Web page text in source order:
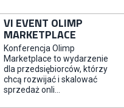
Content Creator (m/k)
Medicine
Junior RPA Developer (k/
TERG S.A.
VI EVENT OLIMP
MARKETPLACE
Konferencja Olimp
Marketplace to wydarzenie
dla przedsiębiorców, którzy
chcą rozwijać i skalować
sprzedaż onli...